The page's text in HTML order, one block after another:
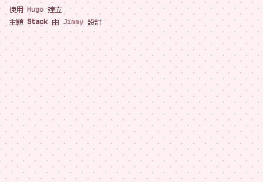
使用 Hugo 建立
主題 Stack 由 Jimmy 設計